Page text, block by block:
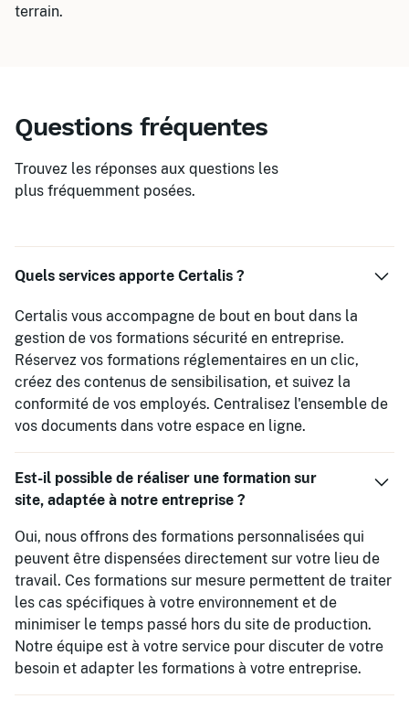
terrain.
Questions fréquentes
Trouvez les réponses aux questions les
plus fréquemment posées.
Quels services apporte Certalis ?
Certalis vous accompagne de bout en bout dans la
gestion de vos formations sécurité en entreprise.
Réservez vos formations réglementaires en un clic,
créez des contenus de sensibilisation, et suivez la
conformité de vos employés. Centralisez l'ensemble de
vos documents dans votre espace en ligne.
Est-il possible de réaliser une formation sur
site, adaptée à notre entreprise ?
Oui, nous offrons des formations personnalisées qui
peuvent être dispensées directement sur votre lieu de
travail. Ces formations sur mesure permettent de traiter
les cas spécifiques à votre environnement et de
minimiser le temps passé hors du site de production.
Notre équipe est à votre service pour discuter de votre
besoin et adapter les formations à votre entreprise.